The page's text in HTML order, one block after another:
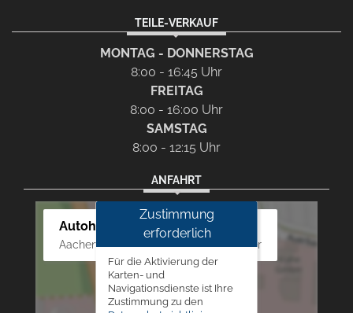
TEILE-VERKAUF
MONTAG - DONNERSTAG
8:00 - 16:45 Uhr
FREITAG
8:00 - 16:00 Uhr
SAMSTAG
8:00 - 12:15 Uhr
ANFAHRT
Autohaus Westphal
Aachener Str. 84 - 88, 52249 Eschweiler
Zustimmung
erforderlich
Für die Aktivierung der
Karten- und
Navigationsdienste ist Ihre
Zustimmung zu den